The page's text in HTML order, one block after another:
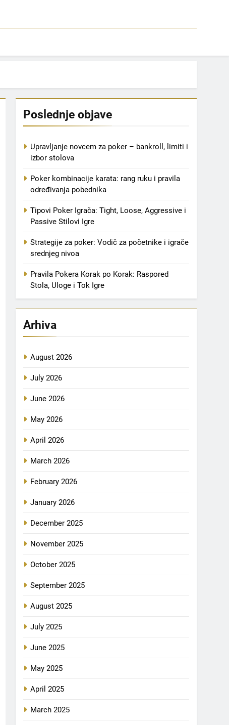
Poslednje objave
Upravljanje novcem za poker – bankroll, limiti i
izbor stolova
Poker kombinacije karata: rang ruku i pravila
određivanja pobednika
Tipovi Poker Igrača: Tight, Loose, Aggressive i
Passive Stilovi Igre
Strategije za poker: Vodič za početnike i igrače
srednjeg nivoa
Pravila Pokera Korak po Korak: Raspored
Stola, Uloge i Tok Igre
Arhiva
August 2026
July 2026
June 2026
May 2026
April 2026
March 2026
February 2026
January 2026
December 2025
November 2025
October 2025
September 2025
August 2025
July 2025
June 2025
May 2025
April 2025
March 2025